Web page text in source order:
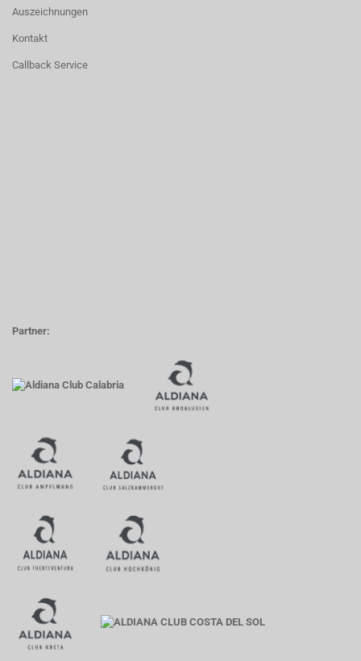
Auszeichnungen
Kontakt
Callback Service
Partner: